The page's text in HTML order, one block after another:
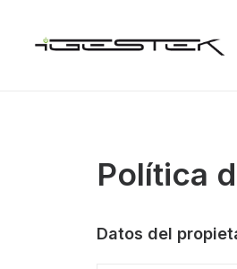
Política
Datos del